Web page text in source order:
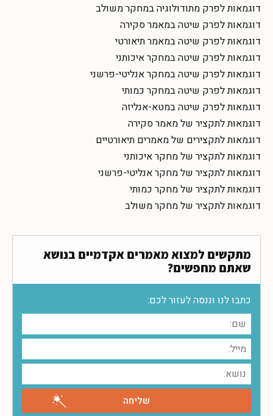
דוגמאות לפרק מתודולוגיה במחקר משולב
דוגמאות לפרק שיטה במאמר סקירה
דוגמאות לפרק שיטה במאמר תיאורטי
דוגמאות לפרק שיטה במחקר איכותני
דוגמאות לפרק שיטה במחקר אנליטי-פרשני
דוגמאות לפרק שיטה במחקר כמותי
דוגמאות לפרק שיטה במטא-אנליזה
דוגמאות לתקציר של מאמר סקירה
דוגמאות לתקצירים של מאמרים תיאורטיים
דוגמאות לתקציר של מחקר איכותני
דוגמאות לתקציר של מחקר אנליטי-פרשני
דוגמאות לתקציר של מחקר כמותי
דוגמאות לתקציר של מחקר משולב
מתקשים למצוא מאמרים אקדמיים בנושא
שאתם מחפשים?
כתבו לנו וננסה לעזור לכם: